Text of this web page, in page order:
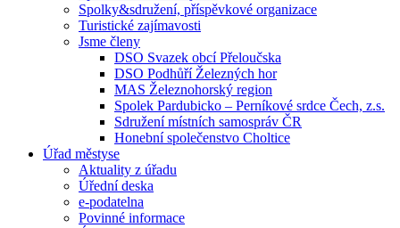
Spolky&sdružení, příspěvkové organizace
Turistické zajímavosti
Jsme členy
DSO Svazek obcí Přeloučska
DSO Podhůří Železných hor
MAS Železnohorský region
Spolek Pardubicko – Perníkové srdce Čech, z.s.
Sdružení místních samospráv ČR
Honební společenstvo Choltice
Úřad městyse
Aktuality z úřadu
Úřední deska
e-podatelna
Povinné informace